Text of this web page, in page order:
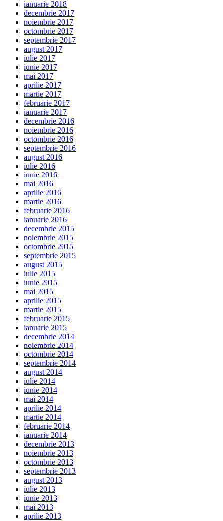
ianuarie 2018
decembrie 2017
noiembrie 2017
octombrie 2017
septembrie 2017
august 2017
iulie 2017
iunie 2017
mai 2017
aprilie 2017
martie 2017
februarie 2017
ianuarie 2017
decembrie 2016
noiembrie 2016
octombrie 2016
septembrie 2016
august 2016
iulie 2016
iunie 2016
mai 2016
aprilie 2016
martie 2016
februarie 2016
ianuarie 2016
decembrie 2015
noiembrie 2015
octombrie 2015
septembrie 2015
august 2015
iulie 2015
iunie 2015
mai 2015
aprilie 2015
martie 2015
februarie 2015
ianuarie 2015
decembrie 2014
noiembrie 2014
octombrie 2014
septembrie 2014
august 2014
iulie 2014
iunie 2014
mai 2014
aprilie 2014
martie 2014
februarie 2014
ianuarie 2014
decembrie 2013
noiembrie 2013
octombrie 2013
septembrie 2013
august 2013
iulie 2013
iunie 2013
mai 2013
aprilie 2013